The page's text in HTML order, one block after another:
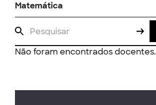
Matemática
Não foram encontrados docentes.